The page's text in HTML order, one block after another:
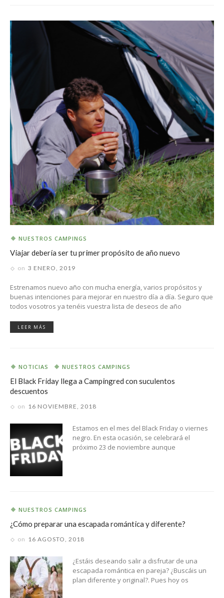
NUESTROS CAMPINGS
Viajar debería ser tu primer propósito de año nuevo
on 3 ENERO, 2019
Estrenamos nuevo año con mucha energía, varios propósitos y
buenas intenciones para mejorar en nuestro día a día. Seguro que
todos vosotros ya tenéis vuestra lista de deseos de año
LEER MÁS
NOTICIAS NUESTROS CAMPINGS
El Black Friday llega a Campingred con suculentos
descuentos
on 16 NOVIEMBRE, 2018
Estamos en el mes del Black Friday o viernes
negro. En esta ocasión, se celebrará el
próximo 23 de noviembre aunque
NUESTROS CAMPINGS
¿Cómo preparar una escapada romántica y diferente?
on 16 AGOSTO, 2018
¿Estáis deseando salir a disfrutar de una
escapada romántica en pareja? ¿Buscáis un
plan diferente y original?. Pues hoy os